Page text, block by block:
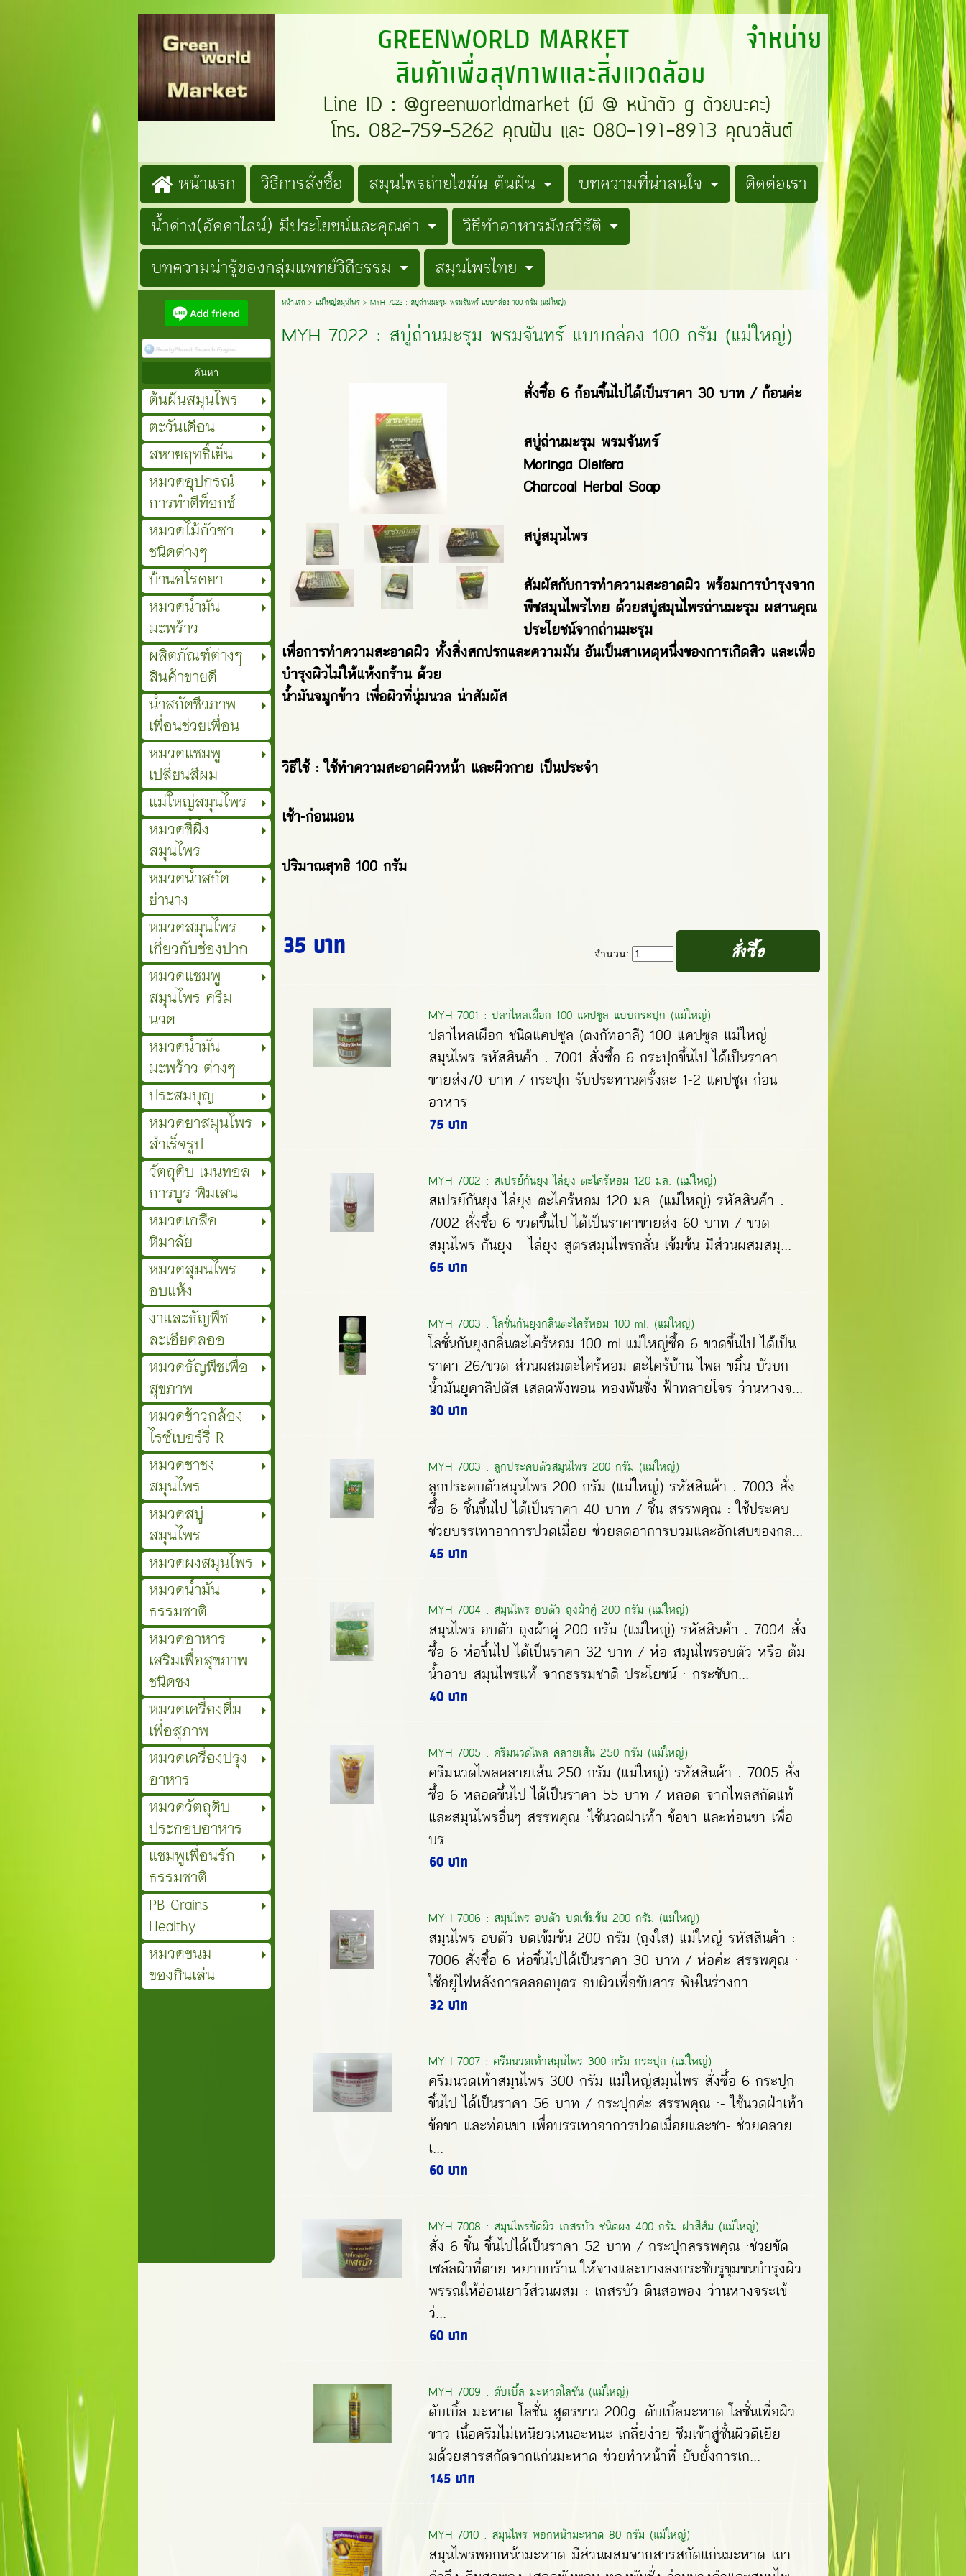
GREENWORLD MARKET จำหน่าย
สินค้าเพื่อสุขภาพและสิ่งแวดล้อม
Line ID : @greenworldmarket (มี @ หน้าตัว g ด้วยนะคะ)
โทร. 082-759-5262 คุณฝัน และ 080-191-8913 คุณวสันต์
หน้าแรก วิธีการสั่งซื้อ สมุนไพรถ่ายไขมัน ต้นฝัน บทความที่น่าสนใจ
ติดต่อเรา
น้ำด่าง(อัคคาไลน์) มีประโยชน์และคุณค่า
วิธีทำอาหารมังสวิรัติ
บทความน่ารู้ของกลุ่มแพทย์วิถีธรรม
สมุนไพรไทย
ต้นฝันสมุนไพร
ตะวันเดือน
สหายฤทธิ์เย็น
หมวดอุปกรณ์
การทำดีท็อกช์
หมวดไม้กัวซา
ชนิดต่างๆ
บ้านอโรคยา
หมวดน้ำมัน
มะพร้าว
ผลิตภัณฑ์ต่างๆ
สินค้าขายดี
น้ำสกัดชีวภาพ
เพื่อนช่วยเพื่อน
หมวดแชมพู
เปลี่ยนสีผม
แม่ใหญ่สมุนไพร
หมวดขี้ผึ้ง
สมุนไพร
หมวดน้ำสกัด
ย่านาง
หมวดสมุนไพร
เกี่ยวกับช่องปาก
หมวดแชมพู
สมุนไพร ครีม
นวด
หมวดน้ำมัน
มะพร้าว ต่างๆ
ประสมบุญ
หมวดยาสมุนไพร
สำเร็จรูป
วัตถุดิบ เมนทอล
การบูร พิมเสน
หมวดเกลือ
หิมาลัย
หมวดสุมนไพร
อบแห้ง
งาและธัญพืช
ละเอียดลออ
หมวดธัญพืชเพื่อ
สุขภาพ
หมวดข้าวกล้อง
ไรซ์เบอร์รี่ R
หมวดชาชง
สมุนไพร
หมวดสบู่
สมุนไพร
หมวดผงสมุนไพร
หมวดน้ำมัน
ธรรมชาติ
หมวดอาหาร
เสริมเพื่อสุขภาพ
ชนิดชง
หมวดเครื่องดื่ม
เพื่อสุภาพ
หมวดเครื่องปรุง
อาหาร
หมวดวัตถุดิบ
ประกอบอาหาร
แชมพูเพื่อนรัก
ธรรมชาติ
PB Grains
Healthy
หมวดขนม
ของกินเล่น
หน้าแรก > แม่ใหญ่สมุนไพร > MYH 7022 : สบู่ถ่านมะรุม พรมจันทร์ แบบกล่อง 100 กรัม (แม่ใหญ่)
MYH 7022 : สบู่ถ่านมะรุม พรมจันทร์ แบบกล่อง 100 กรัม (แม่ใหญ่)
สั่งซื้อ 6 ก้อนขึ้นไปได้เป็นราคา 30 บาท / ก้อนค่ะ
สบู่ถ่านมะรุม พรมจันทร์
Moringa Oleifera
Charcoal Herbal Soap
สบู่สมุนไพร
สัมผัสกับการทำความสะอาดผิว พร้อมการบำรุงจาก
พืชสมุนไพรไทย ด้วยสบู่สมุนไพรถ่านมะรุม ผสานคุณ
ประโยชน์จากถ่านมะรุม
เพื่อการทำความสะอาดผิว ทั้งสิ่งสกปรกและความมัน อันเป็นสาเหตุหนึ่งของการเกิดสิว และเพื่อ
บำรุงผิวไม่ให้แห้งกร้าน ด้วย
น้ำมันจมูกข้าว เพื่อผิวที่นุ่มนวล น่าสัมผัส
วิธีใช้ : ใช้ทำความสะอาดผิวหน้า และผิวกาย เป็นประจำ
เช้า-ก่อนนอน
ปริมาณสุทธิ 100 กรัม
35 บาท จำนวน:
MYH 7001 : ปลาไหลเผือก 100 แคปซูล แบบกระปุก (แม่ใหญ่)
ปลาไหลเผือก ชนิดแคปซูล (ตงกัทอาลี) 100 แคปซูล แม่ใหญ่
สมุนไพร รหัสสินค้า : 7001 สั่งซื้อ 6 กระปุกขึ้นไป ได้เป็นราคา
ขายส่ง70 บาท / กระปุก รับประทานครั้งละ 1-2 แคปซูล ก่อน
อาหาร
75 บาท
MYH 7002 : สเปรย์กันยุง ไล่ยุง ตะไคร้หอม 120 มล. (แม่ใหญ่)
สเปรย์กันยุง ไล่ยุง ตะไคร้หอม 120 มล​. (แม่ใหญ่) รหัสสินค้า :
7002 สั่งซื้อ 6 ขวดขึ้นไป ได้เป็นราคาขายส่ง 60 บาท / ขวด
สมุนไพร กันยุง - ไล่ยุง สูตรสมุนไพรกลั่น เข้มข้น มีส่วนผสมสมุ...
65 บาท
MYH 7003 : โลชั่นกันยุงกลิ่นตะไคร้หอม 100 ml. (แม่ใหญ่)
โลชั่นกันยุงกลิ่นตะไคร้หอม 100 ml.แม่ใหญ่ซื้อ 6 ขวดขึ้นไป ได้เป็น
ราคา 26/ขวด ส่วนผสมตะไคร้หอม ตะไคร้บ้าน ไพล ขมิ้น บัวบก
น้ำมันยูคาลิปตัส เสลดพังพอน ทองพันชั่ง ฟ้าทลายโจร ว่านหางจ...
30 บาท
MYH 7003 : ลูกประคบตัวสมุนไพร 200 กรัม (แม่ใหญ่)
ลูกประคบตัวสมุนไพร 200 กรัม (แม่ใหญ่) รหัสสินค้า : 7003 สั่ง
ซื้อ 6 ชิ้นขึ้นไป ได้เป็นราคา 40 บาท / ชิ้น สรรพคุณ : ใช้ประคบ
ช่วยบรรเทาอาการปวดเมื่อย ช่วยลดอาการบวมและอักเสบของกล...
45 บาท
MYH 7004 : สมุนไพร อบตัว ถุงผ้าคู่ 200 กรัม (แม่ใหญ่)
สมุนไพร อบตัว ถุงผ้าคู่ 200 กรัม (แม่ใหญ่) รหัสสินค้า : 7004 สั่ง
ซื้อ 6 ห่อขึ้นไป ได้เป็นราคา 32 บาท / ห่อ สมุนไพรอบตัว หรือ ต้ม
น้ำอาบ สมุนไพรแท้ จากธรรมชาติ ประโยชน์ : กระชับก...
40 บาท
MYH 7005 : ครีมนวดไพล คลายเส้น 250 กรัม (แม่ใหญ่)
ครีมนวดไพลคลายเส้น 250 กรัม (แม่ใหญ่) รหัสสินค้า : 7005 สั่ง
ซื้อ 6 หลอดขึ้นไป ได้เป็นราคา 55 บาท / หลอด จากไพลสกัดแท้
และสมุนไพรอื่นๆ สรรพคุณ :ใช้นวดฝ่าเท้า ข้อขา และท่อนขา เพื่อ
บร...
60 บาท
MYH 7006 : สมุนไพร อบตัว บดเข้มข้น 200 กรัม (แม่ใหญ่)
สมุนไพร อบตัว บดเข้มข้น 200 กรัม (ถุงใส) แม่ใหญ่ รหัสสินค้า :
7006 สั่งซื้อ 6 ห่อขึ้นไปได้เป็นราคา 30 บาท / ห่อค่ะ สรรพคุณ :
ใช้อยู่ไฟหลังการคลอดบุตร อบผิวเพื่อขับสาร พิษในร่างกา...
32 บาท
MYH 7007 : ครีมนวดเท้าสมุนไพร 300 กรัม กระปุก (แม่ใหญ่)
ครีมนวดเท้าสมุนไพร 300 กรัม แม่ใหญ่สมุนไพร สั่งซื้อ 6 กระปุก
ขึ้นไป ได้เป็นราคา 56 บาท / กระปุกค่ะ สรรพคุณ :- ใช้นวดฝ่าเท้า
ข้อขา และท่อนขา เพื่อบรรเทาอาการปวดเมื่อยและชา- ช่วยคลาย
เ...
60 บาท
MYH 7008 : สมุนไพรขัดผิว เกสรบัว ชนิดผง 400 กรัม ฝาสีส้ม (แม่ใหญ่)
สั่ง 6 ชิ้น ขึ้นไปได้เป็นราคา 52 บาท / กระปุกสรรพคุณ :ช่วยขัด
เซล์ลผิวที่ตาย หยาบกร้าน ให้จางและบางลงกระชับรูขุมขนบำรุงผิว
พรรณให้อ่อนเยาว์ส่วนผสม : เกสรบัว ดินสอพอง ว่านหางจระเข้
ว่...
60 บาท
MYH 7009 : ดับเบิ้ล มะหาดโลชั่น (แม่ใหญ่)
ดับเบิ้ล มะหาด โลชั่น สูตรขาว 200g. ดับเบิ้ลมะหาด โลชั่นเพื่อผิว
ขาว เนื้อครีมไม่เหนียวเหนอะหนะ เกลี่ยง่าย ซึมเข้าสู่ชั้นผิวดีเยีย
มด้วยสารสกัดจากแก่นมะหาด ช่วยทำหน้าที่ ยับยั้งการเก...
145 บาท
MYH 7010 : สมุนไพร พอกหน้ามะหาด 80 กรัม (แม่ใหญ่)
สมุนไพรพอกหน้ามะหาด มีส่วนผสมจากสารสกัดแก่นมะหาด เถา